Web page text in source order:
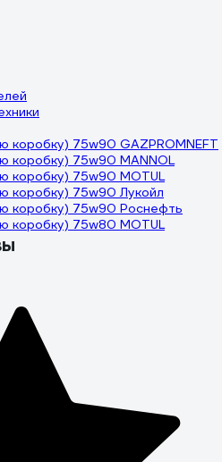
коробку) 75w90 GAZPROMNEFT
коробку) 75w90 MANNOL
коробку) 75w90 MOTUL
коробку) 75w90 Лукойл
коробку) 75w90 Роснефть
коробку) 75w80 MOTUL